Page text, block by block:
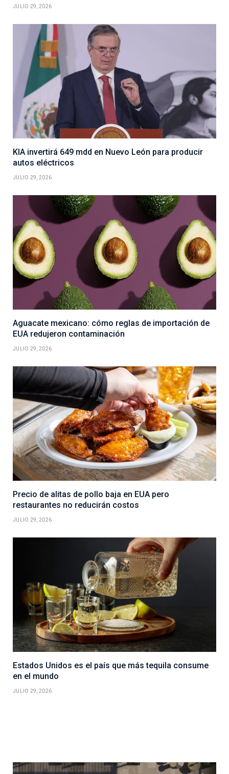
JULIO 29, 2026
KIA invertirá 649 mdd en Nuevo León para producir
autos eléctricos
JULIO 29, 2026
Aguacate mexicano: cómo reglas de importación de
EUA redujeron contaminación
JULIO 29, 2026
Precio de alitas de pollo baja en EUA pero
restaurantes no reducirán costos
JULIO 29, 2026
Estados Unidos es el país que más tequila consume
en el mundo
JULIO 29, 2026